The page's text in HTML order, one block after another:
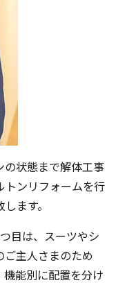
の状態まで解体工事
トンリフォームを行
ます。
目は、スーツやシ
主人さまのため
能別に配置を分け